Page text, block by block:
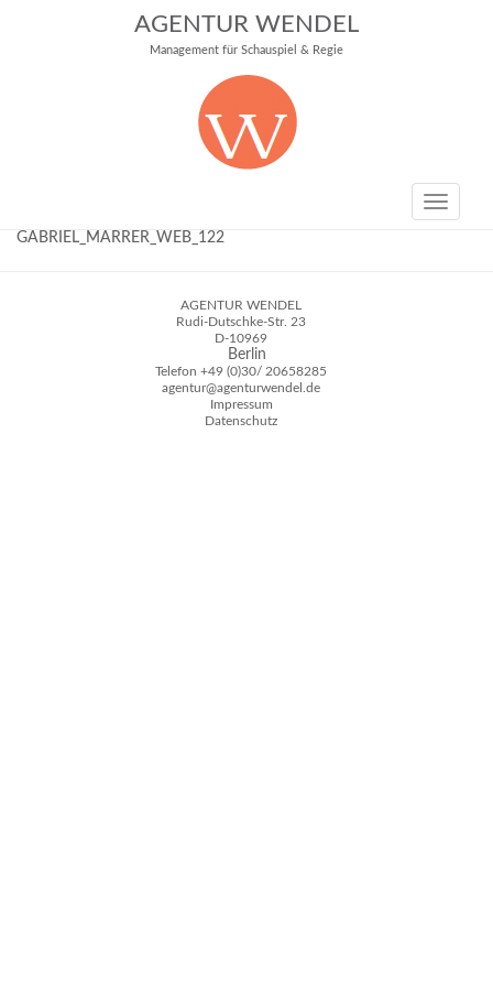
AGENTUR WENDEL
Management für Schauspiel & Regie
Toggle
GABRIEL_MARRER_WEB_122
AGENTUR WENDEL
Rudi-Dutschke-Str. 23
D-10969
Berlin
Telefon +49 (0)30/ 20658285
agentur@agenturwendel.de
Impressum
Datenschutz